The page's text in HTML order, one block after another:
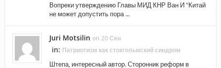
Вопреки утверждению Главы МИД КНР Ван И "Китай
не может допустить пора ...
Juri Motsilin on 20 Сен
in: Патриотизм как стокгольмский синдром
Штепа, интересный автор. Сторонник реформ в